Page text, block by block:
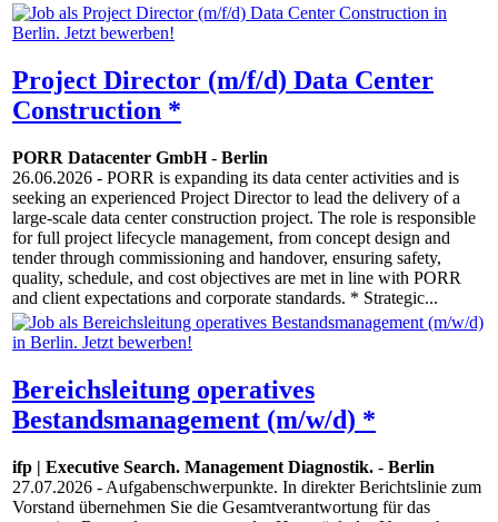
Project Director (m/f/d) Data Center
Construction *
PORR Datacenter GmbH- Berlin
26.06.2026 - PORR is expanding its data center activities and is
seeking an experienced Project Director to lead the delivery of a
large-scale data center construction project. The role is responsible
for full project lifecycle management, from concept design and
tender through commissioning and handover, ensuring safety,
quality, schedule, and cost objectives are met in line with PORR
and client expectations and corporate standards. * Strategic...
Bereichsleitung operatives
Bestandsmanagement (m/w/d) *
ifp | Executive Search. Management Diagnostik. - Berlin
27.07.2026 - Aufgabenschwerpunkte. In direkter Berichtslinie zum
Vorstand übernehmen Sie die Gesamtverantwortung für das